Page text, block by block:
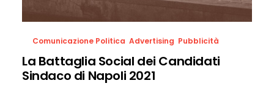
Comunicazione Politica Advertising Pubblicità
La Battaglia Social dei Candidati
Sindaco di Napoli 2021